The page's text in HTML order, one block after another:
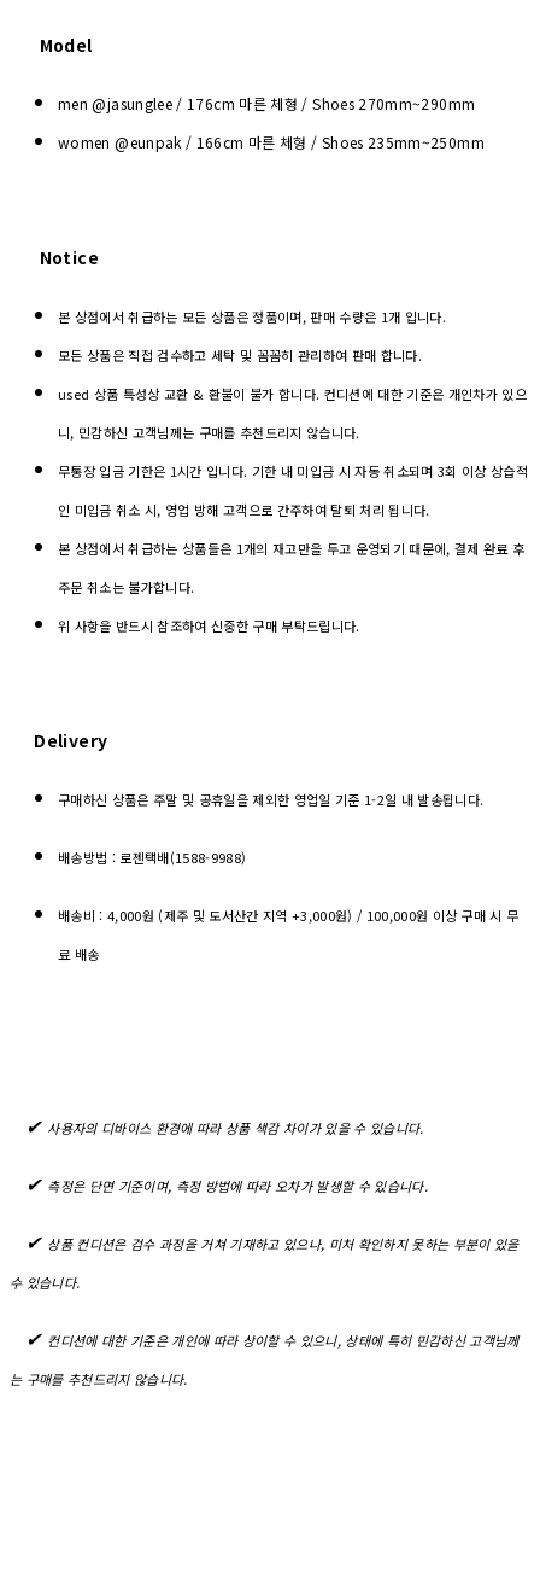
Model
men @jasunglee / 176cm 마른 체형 / Shoes 270mm~290mm
women @eunpak / 166cm 마른 체형 / Shoes 235mm~250mm
Notice
본 상점에서 취급하는 모든 상품은 정품이며, 판매 수량은 1개 입니다.
모든 상품은 직접 검수하고 세탁 및 꼼꼼히 관리하여 판매 합니다.
used 상품 특성상 교환 & 환불이 불가 합니다. 컨디션에 대한 기준은 개인차가 있으
니, 민감하신 고객님께는 구매를 추천드리지 않습니다.
무통장 입금 기한은 1시간 입니다. 기한 내 미입금 시 자동 취소되며 3회 이상 상습적
인 미입금 취소 시, 영업 방해 고객으로 간주하여 탈퇴 처리 됩니다.
본 상점에서 취급하는 상품들은 1개의 재고만을 두고 운영되기 때문에, 결제 완료 후
주문 취소는 불가합니다.
위 사항을 반드시 참조하여 신중한 구매 부탁드립니다.
Delivery
구매하신 상품은 주말 및 공휴일을 제외한 영업일 기준 1-2일 내 발송됩니다.
배송방법 : 로젠택배(1588-9988)
배송비 : 4,000원 (제주 및 도서산간 지역 +3,000원) / 100,000원 이상 구매 시 무
료 배송
✔︎ 사용자의 디바이스 환경에 따라 상품 색감 차이가 있을 수 있습니다.
✔︎ 측정은 단면 기준이며, 측정 방법에 따라 오차가 발생할 수 있습니다.
✔︎ 상품 컨디션은 검수 과정을 거쳐 기재하고 있으나, 미처 확인하지 못하는 부분이 있을
수 있습니다.
✔︎ 컨디션에 대한 기준은 개인에 따라 상이할 수 있으니, 상태에 특히 민감하신 고객님께
는 구매를 추천드리지 않습니다.